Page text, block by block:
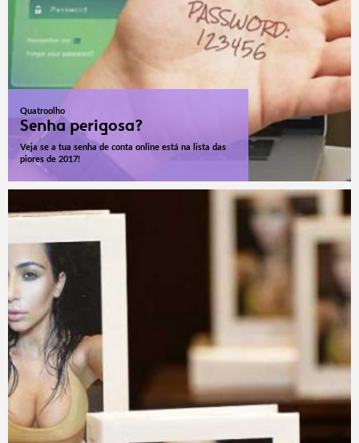
Quatroolho
Senha perigosa?
Veja se a tua senha de conta online está na lista das
piores de 2017!